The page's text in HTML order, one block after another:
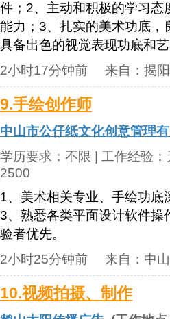
件；2、主动和积极的学习态
能力；3、扎实的美术功底
具备出色的视觉表现功底和
2小时17分钟前 来自： 揭
9.手绘创作师
中山市公仔纸文化创意管理
学历要求： 不限 | 工作经验：
2500
1、美术相关专业、手绘功
3、熟悉各类平面设计软件
验者优先。
2小时25分钟前 来自： 中
10.视频拍摄、制作